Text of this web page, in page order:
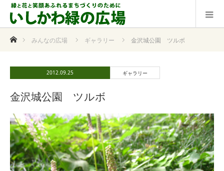
ホームみんなの広場 ギャラリー 金沢城公園 ツルボ
2012.09.25 ギャラリー
金沢城公園 ツルボ